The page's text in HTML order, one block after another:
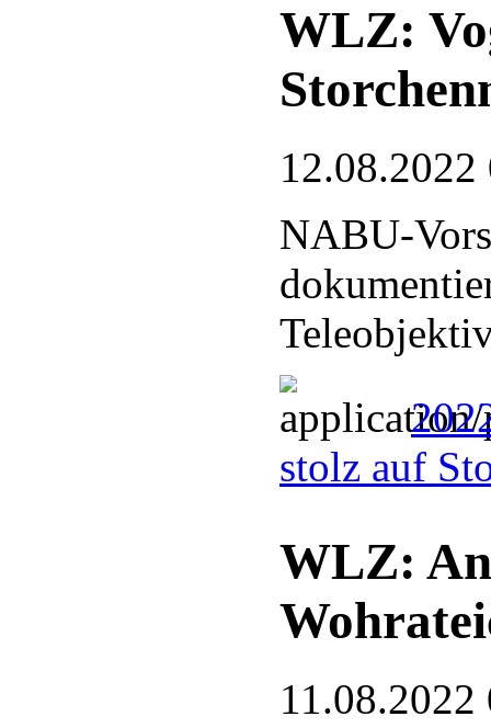
WLZ:
12.08.2022
NABU-
stolz auf
WLZ:
11.08.2022